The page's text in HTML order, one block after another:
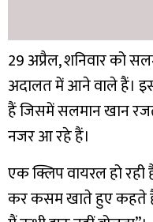
29 अप्रैल, शनिवार को
अदालत में आने वाले हैं।
हैं जिसमें सलमान खान
नजर आ रहे हैं।
एक क्लिप वायरल हो
कर कसम खाते हुए कहते